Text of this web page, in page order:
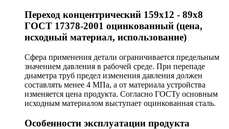
Переход концентрический 159х12 - 89х8
ГОСТ 17378-2001 оцинкованный (цена,
исходный материал, использование)
Сфера применения детали ограничивается предельным
значением давления в рабочей среде. При перепаде
диаметра труб предел изменения давления должен
составлять менее 4 МПа, а от материала устройства
изменяется цена продукта. Согласно ГОСТу основным
исходным материалом выступает оцинкованная сталь.
Особенности эксплуатации продукта